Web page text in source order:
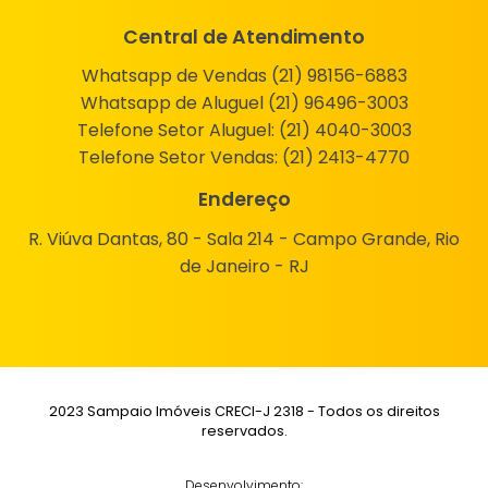
Central de Atendimento
Whatsapp de Vendas (21) 98156-6883
Whatsapp de Aluguel (21) 96496-3003
Telefone Setor Aluguel: (21) 4040-3003
Telefone Setor Vendas: (21) 2413-4770
Endereço
R. Viúva Dantas, 80 - Sala 214 - Campo Grande, Rio
de Janeiro - RJ
2023 Sampaio Imóveis CRECI-J 2318 - Todos os direitos
reservados.